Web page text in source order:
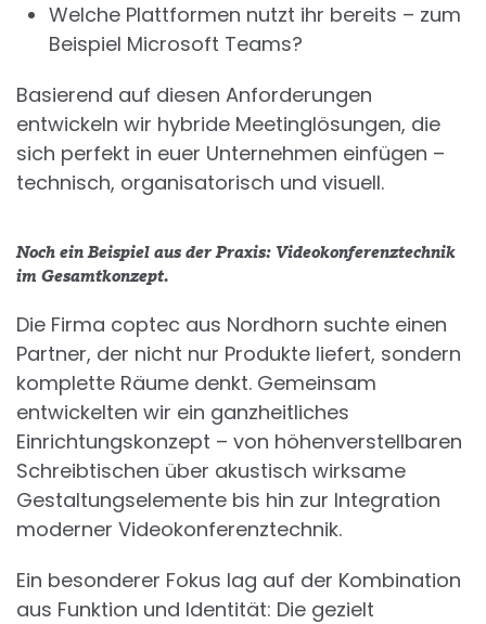
Welche Plattformen nutzt ihr bereits – zum
Beispiel Microsoft Teams?
Basierend auf diesen Anforderungen
entwickeln wir hybride Meetinglösungen, die
sich perfekt in euer Unternehmen einfügen –
technisch, organisatorisch und visuell.
Noch ein Beispiel aus der Praxis: Videokonferenztechnik
im Gesamtkonzept.
Die Firma coptec aus Nordhorn suchte einen
Partner, der nicht nur Produkte liefert, sondern
komplette Räume denkt. Gemeinsam
entwickelten wir ein ganzheitliches
Einrichtungskonzept – von höhenverstellbaren
Schreibtischen über akustisch wirksame
Gestaltungselemente bis hin zur Integration
moderner Videokonferenztechnik.
Ein besonderer Fokus lag auf der Kombination
aus Funktion und Identität: Die gezielt